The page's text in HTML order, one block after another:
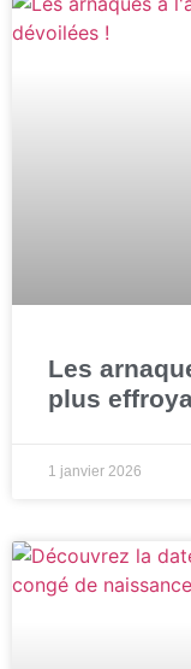
Les
plus
1 janvier 2026